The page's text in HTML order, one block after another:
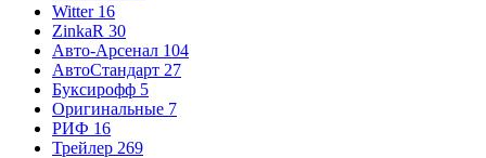
Witter 16
ZinkaR 30
Авто-Арсенал 104
АвтоСтандарт 27
Буксирофф 5
Оригинальные 7
РИФ 16
Трейлер 269